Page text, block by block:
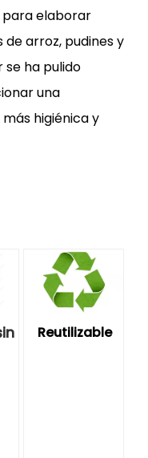
para elaborar
arroz, pudines y
se ha pulido
una
higiénica y
Reutilizable